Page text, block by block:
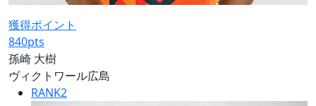
獲得ポイント
840pts
孫崎 大樹
ヴィクトワール広島
RANK2